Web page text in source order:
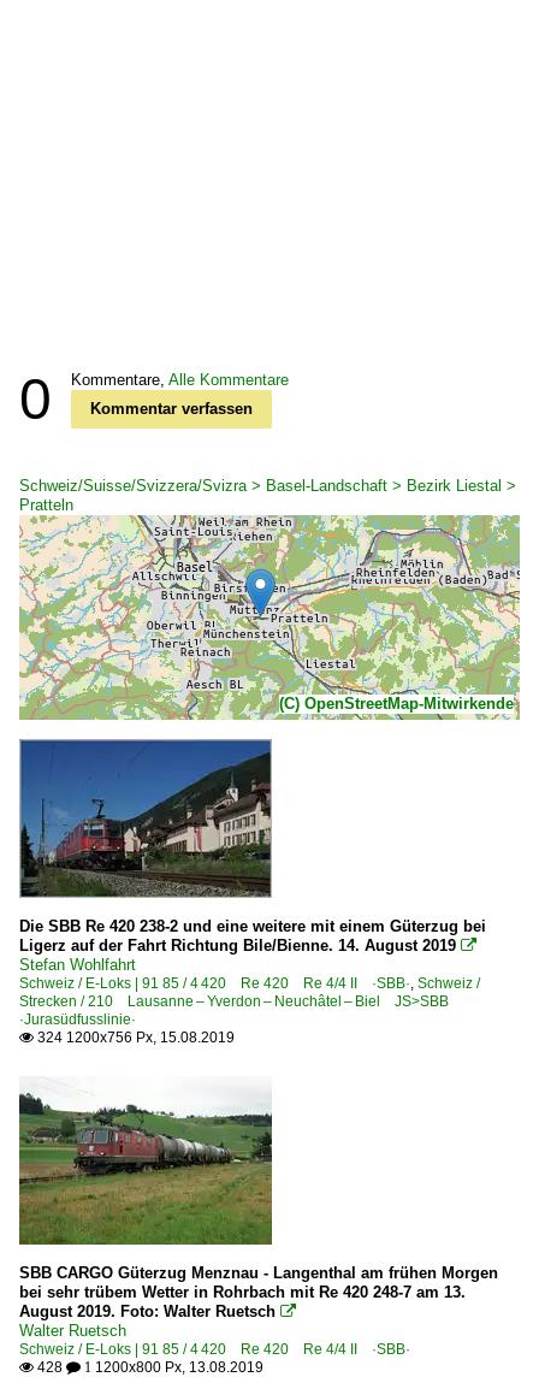
0 Kommentare, Alle Kommentare
Kommentar verfassen
Schweiz/Suisse/Svizzera/Svizra > Basel-Landschaft > Bezirk Liestal >
Pratteln
(C) OpenStreetMap-Mitwirkende
Die SBB Re 420 238-2 und eine weitere mit einem Güterzug bei
Ligerz auf der Fahrt Richtung Bile/Bienne. 14. August 2019 
Stefan Wohlfahrt
Schweiz / E-Loks | 91 85 / 4 420 Re 420 Re 4/4 II ·SBB·, Schweiz /
Strecken / 210 Lausanne – Yverdon – Neuchâtel – Biel JS>SBB
·Jurasüdfusslinie·
 324 1200x756 Px, 15.08.2019
SBB CARGO Güterzug Menznau - Langenthal am frühen Morgen
bei sehr trübem Wetter in Rohrbach mit Re 420 248-7 am 13.
August 2019. Foto: Walter Ruetsch 
Walter Ruetsch
Schweiz / E-Loks | 91 85 / 4 420 Re 420 Re 4/4 II ·SBB·
 428  1 1200x800 Px, 13.08.2019